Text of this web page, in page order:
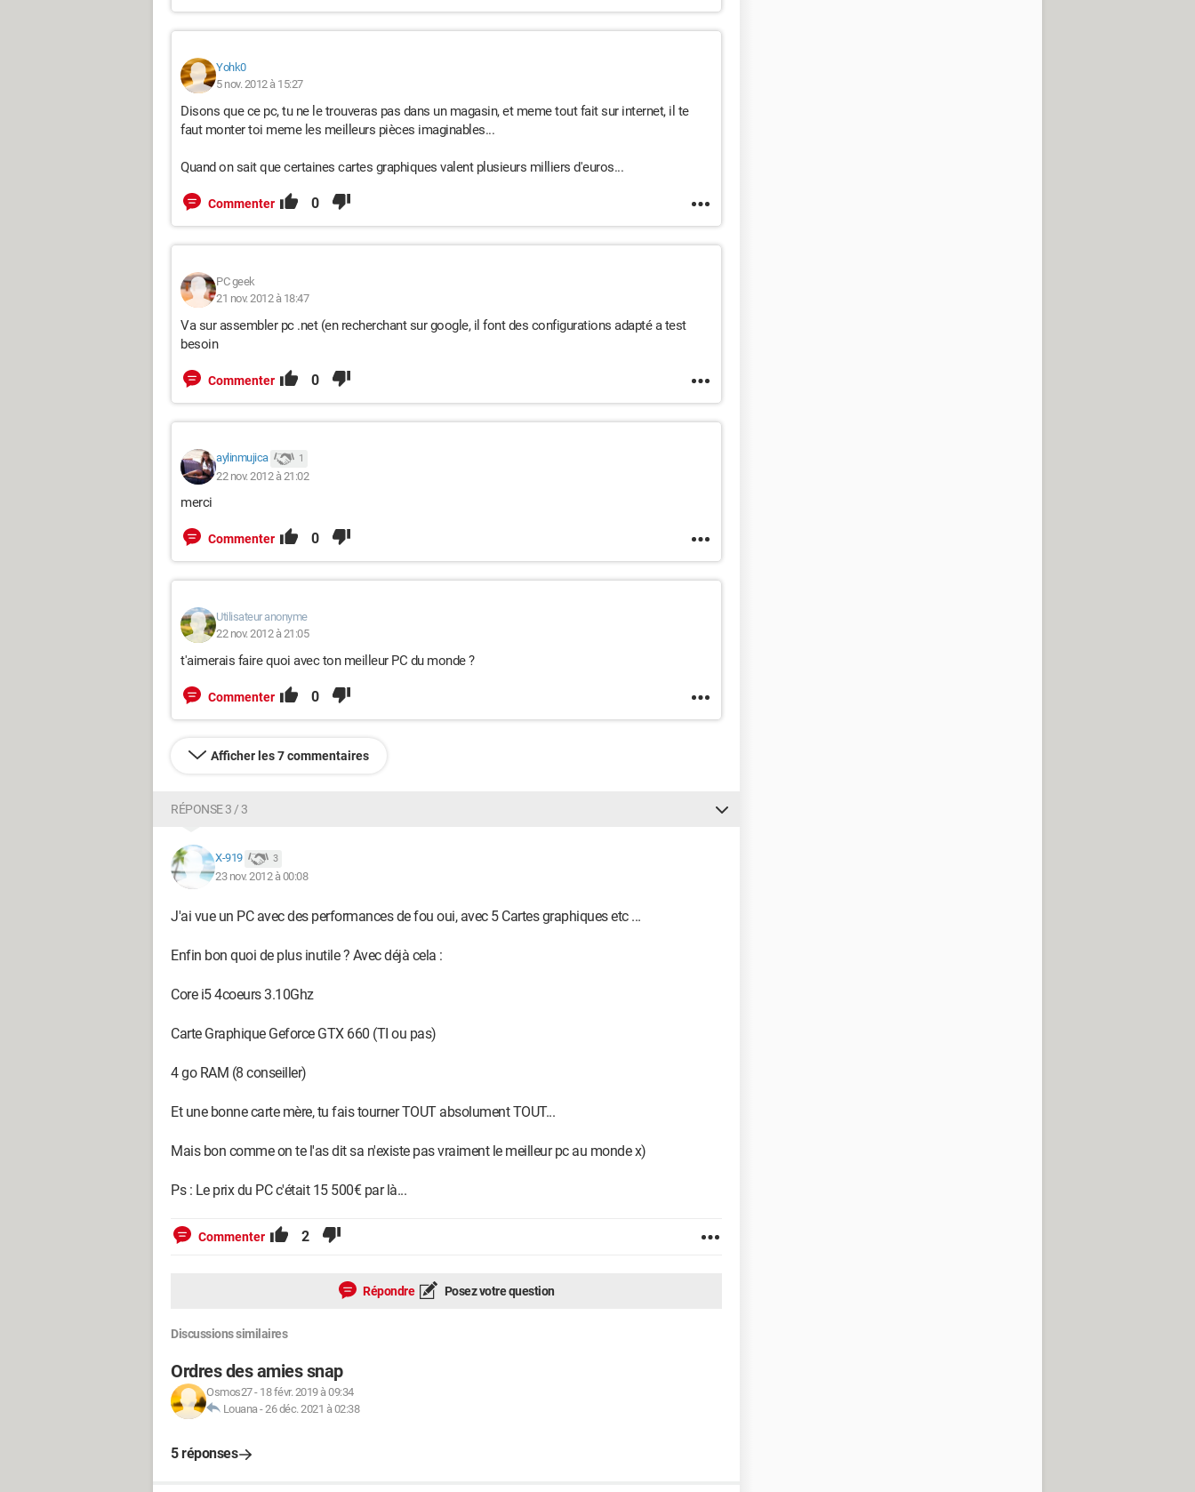
Yohk0
5 nov. 2012 à 15:27
Disons que ce pc, tu ne le trouveras pas dans un magasin, et meme tout fait sur internet, il te
faut monter toi meme les meilleurs pièces imaginables...
Quand on sait que certaines cartes graphiques valent plusieurs milliers d'euros...
Commenter 0
PC geek
21 nov. 2012 à 18:47
Va sur assembler pc .net (en recherchant sur google, il font des configurations adapté a test
besoin
Commenter 0
aylinmujica 1
22 nov. 2012 à 21:02
merci
Commenter 0
Utilisateur anonyme
22 nov. 2012 à 21:05
t'aimerais faire quoi avec ton meilleur PC du monde ?
Commenter 0
Afficher les 7 commentaires
RÉPONSE 3 / 3
X-919 3
23 nov. 2012 à 00:08
J'ai vue un PC avec des performances de fou oui, avec 5 Cartes graphiques etc ...
Enfin bon quoi de plus inutile ? Avec déjà cela :
Core i5 4coeurs 3.10Ghz
Carte Graphique Geforce GTX 660 (TI ou pas)
4 go RAM (8 conseiller)
Et une bonne carte mère, tu fais tourner TOUT absolument TOUT...
Mais bon comme on te l'as dit sa n'existe pas vraiment le meilleur pc au monde x)
Ps : Le prix du PC c'était 15 500€ par là...
Commenter 2
Répondre Posez votre question
Discussions similaires
Ordres des amies snap
Osmos27- 18 févr. 2019 à 09:34
Louana-26 déc. 2021 à 02:38
5 réponses